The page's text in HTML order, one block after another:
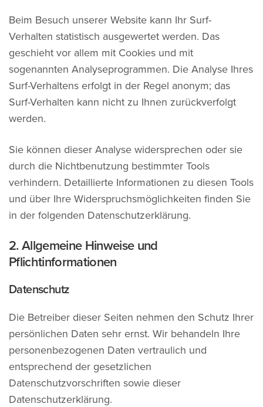
Beim Besuch unserer Website kann Ihr Surf-
Verhalten statistisch ausgewertet werden. Das
geschieht vor allem mit Cookies und mit
sogenannten Analyseprogrammen. Die Analyse Ihres
Surf-Verhaltens erfolgt in der Regel anonym; das
Surf-Verhalten kann nicht zu Ihnen zurückverfolgt
werden.
Sie können dieser Analyse widersprechen oder sie
durch die Nichtbenutzung bestimmter Tools
verhindern. Detaillierte Informationen zu diesen Tools
und über Ihre Widerspruchsmöglichkeiten finden Sie
in der folgenden Datenschutzerklärung.
2. Allgemeine Hinweise und
Pflichtinformationen
Datenschutz
Die Betreiber dieser Seiten nehmen den Schutz Ihrer
persönlichen Daten sehr ernst. Wir behandeln Ihre
personenbezogenen Daten vertraulich und
entsprechend der gesetzlichen
Datenschutzvorschriften sowie dieser
Datenschutzerklärung.